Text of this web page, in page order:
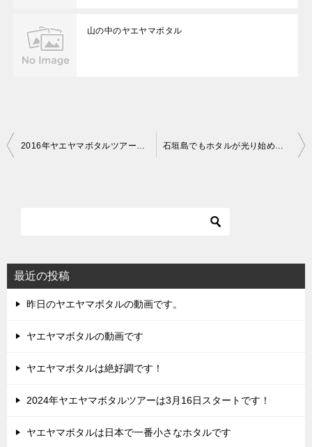
山の中のヤエヤマボタル
投
シ
ョ
2016年ヤエヤマボタルツアー終了しました 石垣島でもホタルが光り始めたぞ！
最近の投稿
昨日のヤエヤマボタルの動画です。
ヤエヤマボタルの動画です
ヤエヤマボタルは絶好調です！
2024年ヤエヤマボタルツアーは3月16日スタートです！
ヤエヤマボタルは日本で一番小さなホタルです